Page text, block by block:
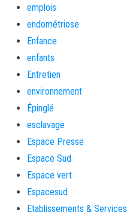
emplois
endométriose
Enfance
enfants
Entretien
environnement
Épinglé
esclavage
Espace Presse
Espace Sud
Espace vert
Espacesud
Etablissements & Services